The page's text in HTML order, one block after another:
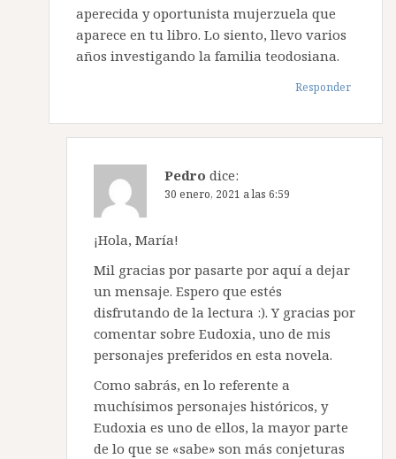
aperecida y oportunista mujerzuela que
aparece en tu libro. Lo siento, llevo varios
años investigando la familia teodosiana.
Responder
Pedro dice:
30 enero, 2021 a las 6:59
¡Hola, María!
Mil gracias por pasarte por aquí a dejar
un mensaje. Espero que estés
disfrutando de la lectura :). Y gracias por
comentar sobre Eudoxia, uno de mis
personajes preferidos en esta novela.
Como sabrás, en lo referente a
muchísimos personajes históricos, y
Eudoxia es uno de ellos, la mayor parte
de lo que se «sabe» son más conjeturas